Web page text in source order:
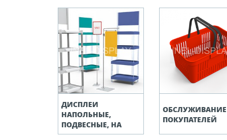
ДИСПЛЕИ
НАПОЛЬНЫЕ,
ПОДВЕСНЫЕ, НА
ПОЛКУ
ОБСЛУЖИВАНИЕ
ПОКУПАТЕЛЕЙ